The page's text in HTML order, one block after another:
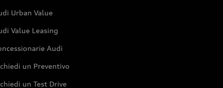
Urban Value
Value Leasing
Audi
un Preventivo
un Test Drive